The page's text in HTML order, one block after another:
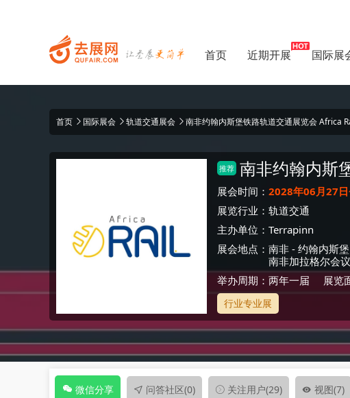
首页 近期开展 国际展
首页 国际展会 轨道交通展会 南非约翰内斯堡铁路轨道交通展览会 Africa
推荐 南非约翰内斯
展会时间： 2028年06月27
展览行业： 轨道交通
主办单位： Terrapinn
展会地点： 南非 - 约翰内斯堡
南非加拉格尔会
举办周期：两年一届
展览
行业专业展
微信分享 问答社区(0) 关注用户(29) 视图(7)